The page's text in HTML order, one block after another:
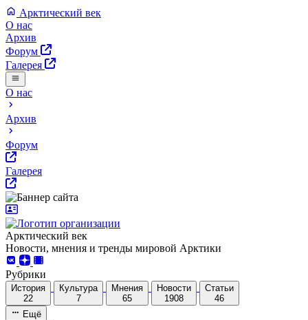
Арктический век
О нас
Архив
Форум
Галерея
О нас
Архив
Форум
Галерея
Арктический век
Новости, мнения и тренды мировой Арктики
Рубрики
История
22
Культура
7
Мнения
65
Новости
1908
Статьи
46
Ещё